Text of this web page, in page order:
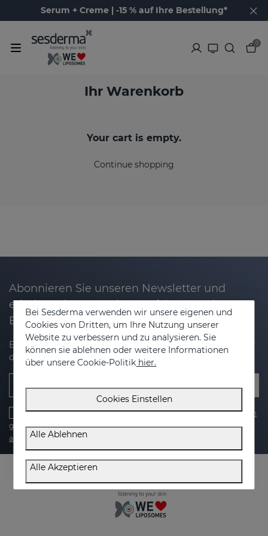
Serum + Creme | -15 % auf Ihre Bestellung*
0
Ihr Warenkorb
Your cart is empty.
Continue shopping
Abonnieren Sie unseren Newsletter und
erhalten Sie 20% Rabatt auf Ihren nächsten
Einkauf
Erhalten Sie Neuigkeiten, exklusive Angebote und Tipps für
die Pflege Ihrer Haut.
Ich habe gelesen und akzeptiere diedatenschutzbestimmungen
gelesen und bin damit einverstanden. ,cookie-politik,
allgemeine bedingungen
Bei Sesderma verwenden wir unsere eigenen und
Cookies von Dritten, um Ihre Nutzung unserer
Website zu verbessern und zu analysieren. Sie
können sie ablehnen oder weitere Informationen
über unsere Cookie-Politik hier.
Cookies Einstellen
Alle Ablehnen
Alle Akzeptieren